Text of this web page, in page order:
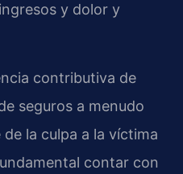
y dolor y
contributiva de
seguros a menudo
la culpa a la víctima
contar con